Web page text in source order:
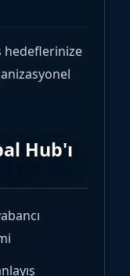
hedeflerinize
Hub'ı